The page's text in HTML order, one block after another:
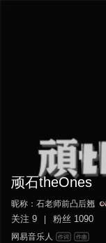
顽石theOnes
昵称： 石老师前凸后翘
关注 9 粉丝 1090
网易音乐人 作词 作曲